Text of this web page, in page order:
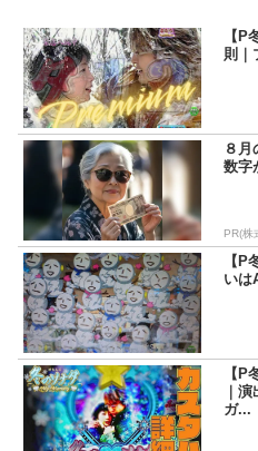
【
則｜
８
数字
PR(株
【
いは
【
｜
ガ...